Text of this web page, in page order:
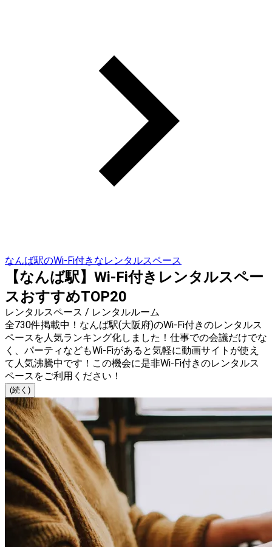
なんば駅のWi-Fi付きなレンタルスペース
【なんば駅】Wi-Fi付きレンタルスペー
スおすすめTOP20
レンタルスペース / レンタルルーム
全730件掲載中！なんば駅(大阪府)のWi-Fi付きのレンタルス
ペースを人気ランキング化しました！仕事での会議だけでな
く、パーティなどもWi-Fiがあると気軽に動画サイトが使え
て人気沸騰中です！この機会に是非Wi-Fi付きのレンタルス
ペースをご利用ください！
(続く)